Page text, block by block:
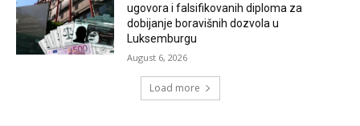
ugovora i falsifikovanih diploma za
dobijanje boravišnih dozvola u
Luksemburgu
August 6, 2026
Load more